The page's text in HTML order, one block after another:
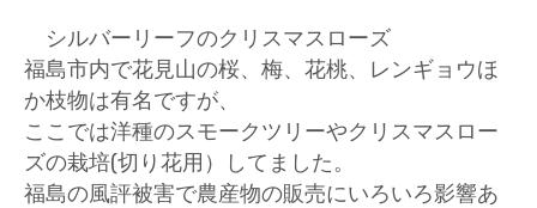
シルバーリーフのクリスマスローズ
福島市内で花見山の桜、梅、花桃、レンギョウほ
か枝物は有名ですが、
ここでは洋種のスモークツリーやクリスマスロー
ズの栽培(切り花用）してました。
福島の風評被害で農産物の販売にいろいろ影響あ